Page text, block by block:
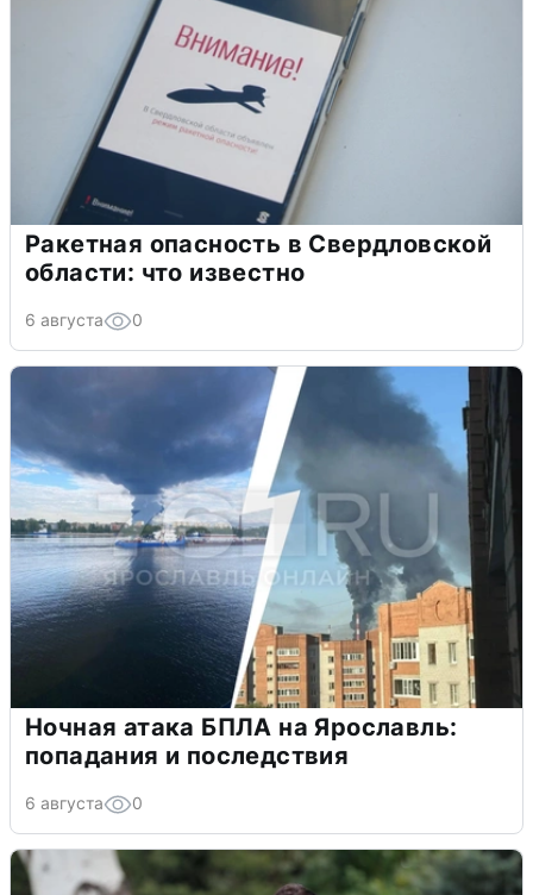
Ракетная опасность в Свердловской
области: что известно
6 августа 0
Ночная атака БПЛА на Ярославль:
попадания и последствия
6 августа 0